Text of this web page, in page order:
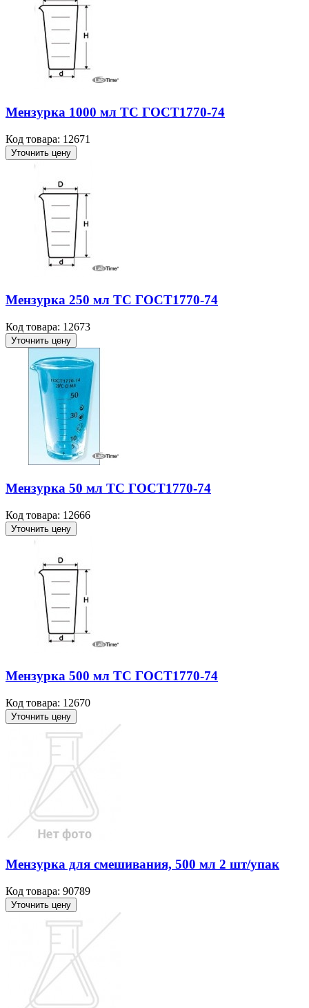
Мензурка 1000 мл ТС ГОСТ1770-74
Код товара: 12671
Уточнить цену
Мензурка 250 мл ТС ГОСТ1770-74
Код товара: 12673
Уточнить цену
Мензурка 50 мл ТС ГОСТ1770-74
Код товара: 12666
Уточнить цену
Мензурка 500 мл ТС ГОСТ1770-74
Код товара: 12670
Уточнить цену
Мензурка для смешивания, 500 мл 2 шт/упак
Код товара: 90789
Уточнить цену